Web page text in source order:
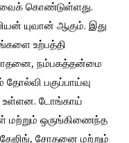
கொண்டுள்ளது.
யுவான் ஆகும். இது
உற்பத்தி
சோதனை, நம்பகத்தன்மை
பகுப்பாய்வு
உள்ளன. டோங்காய்
மற்றும் ஒருங்கிணைந்த
சோதனை மற்றும்